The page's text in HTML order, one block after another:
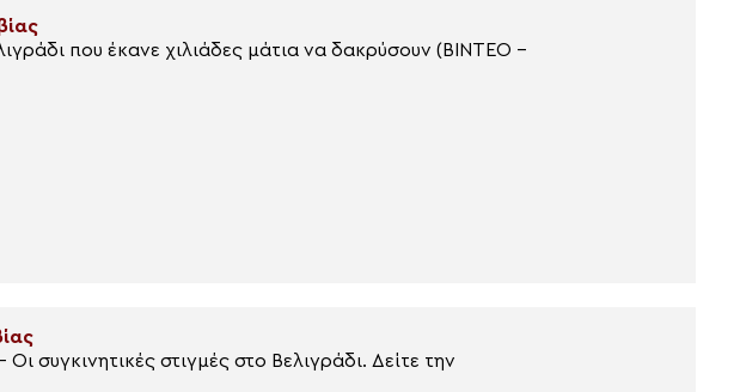
που έκανε χιλιάδες μάτια να δακρύσουν (ΒΙΝΤΕΟ –
συγκινητικές στιγμές στο Βελιγράδι. Δείτε την